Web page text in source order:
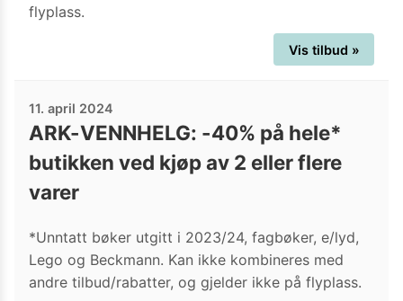
flyplass.
Vis tilbud »
11. april 2024
ARK-VENNHELG: -40% på hele*
butikken ved kjøp av 2 eller flere
varer
*Unntatt bøker utgitt i 2023/24, fagbøker, e/lyd,
Lego og Beckmann. Kan ikke kombineres med
andre tilbud/rabatter, og gjelder ikke på flyplass.